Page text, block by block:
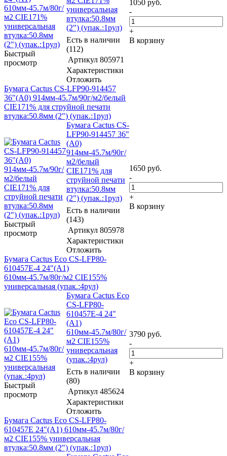
Быстрый
просмотр
универсальная
втулка:50.8мм
(2") (упак.:1рул)
Есть в наличии
(112)
Артикул 805971
Характеристики
Отложить
1050 руб.
-
+
В корзину
Бумага Cactus CS-LFP90-914457
36"(A0) 914мм-45.7м/90г/м2/белый
CIE171% для струйной печати
втулка:50.8мм (2") (упак.:1рул)
Быстрый
просмотр
Бумага Cactus CS-
LFP90-914457 36"
(A0)
914мм-45.7м/90г/
м2/белый
CIE171% для
струйной печати
втулка:50.8мм
(2") (упак.:1рул)
Есть в наличии
(143)
Артикул 805978
Характеристики
Отложить
1650 руб.
-
+
В корзину
Бумага Cactus Eco CS-LFP80-
610457E-4 24"(A1)
610мм-45.7м/80г/м2 CIE155%
универсальная (упак.:4рул)
Быстрый
просмотр
Бумага Cactus Eco
CS-LFP80-
610457E-4 24"
(A1)
610мм-45.7м/80г/
м2 CIE155%
универсальная
(упак.:4рул)
Есть в наличии
(80)
Артикул 485624
Характеристики
Отложить
3790 руб.
-
+
В корзину
Бумага Cactus Eco CS-LFP80-
610457E 24"(A1) 610мм-45.7м/80г/
м2 CIE155% универсальная
втулка:50.8мм (2") (упак.:1рул)